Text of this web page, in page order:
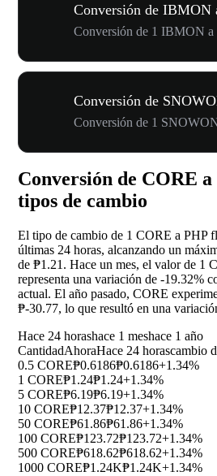
Conversión de IBMON
Conversión de 1 IBMON
Conversión de
Conversión de 1
Conversión de CORE
tipos de cambio
El tipo de cambio de 1 CORE a PHP
últimas 24 horas, alcanzando un
de ₱1.21. Hace un mes, el valor de 1
representa una variación de -19.32%
actual. El año pasado, CORE
₱-30.77, lo que resultó en una
Hace 24 horashace 1 meshace 1 año
CantidadAhoraHace 24 horascambio
0.5 CORE₱0.6186₱0.6186+1.34%
1 CORE₱1.24₱1.24+1.34%
5 CORE₱6.19₱6.19+1.34%
10 CORE₱12.37₱12.37+1.34%
50 CORE₱61.86₱61.86+1.34%
100 CORE₱123.72₱123.72+1.34%
500 CORE₱618.62₱618.62+1.34%
1000 CORE₱1.24K₱1.24K+1.34%